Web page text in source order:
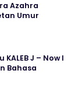
Azahra
Umur
J – Now I
Bahasa